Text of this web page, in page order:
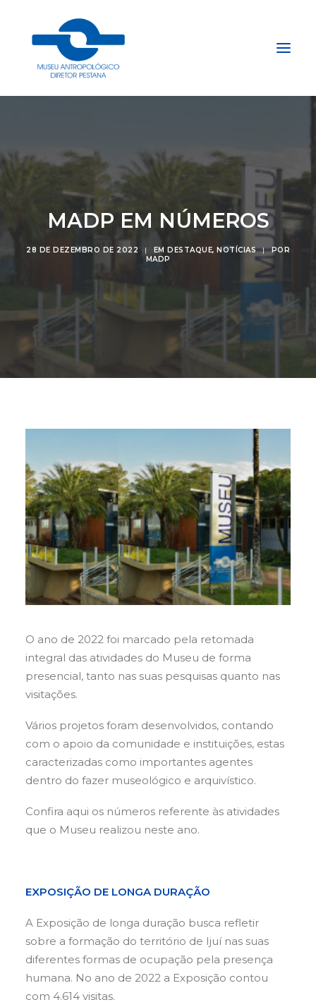
Sobre
Apoie
Projetos
MADP EM NÚMEROS
28 DE DEZEMBRO DE 2022 | EM DESTAQUE, NOTÍCIAS |
POR
MADP
O ano de 2022 foi marcado pela retomada
integral das atividades do Museu de forma
presencial, tanto nas suas pesquisas quanto nas
visitações.
Vários projetos foram desenvolvidos, contando
com o apoio da comunidade e instituições, estas
caracterizadas como importantes agentes
dentro do fazer museológico e arquivístico.
Confira aqui os números referente às atividades
que o Museu realizou neste ano.
EXPOSIÇÃO DE LONGA DURAÇÃO
A Exposição de longa duração busca refletir
sobre a formação do território de Ijuí nas suas
diferentes formas de ocupação pela presença
humana. No ano de 2022 a Exposição contou
com 4.614 visitas.